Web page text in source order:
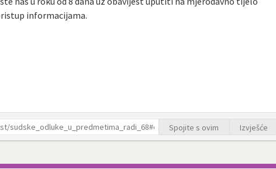
informacijama.
Spojite s ovim Izvješće